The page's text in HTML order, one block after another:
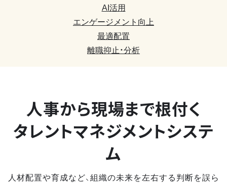
AI活用
エンゲージメント向上
最適配置
離職抑止・分析
人事から現場まで根付く
タレントマネジメントシステ
ム
人材配置や育成など、組織の未来を左右する判断を誤ら